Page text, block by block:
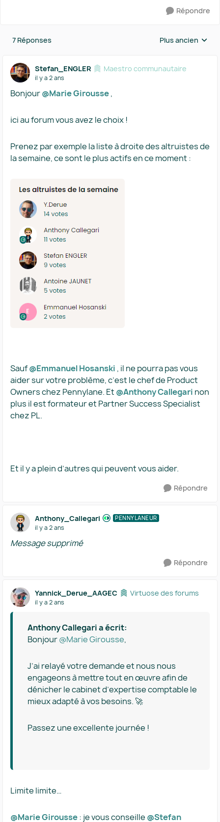
Répondre
7 Réponses Réponses triées
Plus ancien
Stefan_ENGLER Maestro communautaire
il y a 2 ans
Bonjour@Marie Girousse,
ici au forum vous avez le choix !
Prenez par exemple la liste à droite des altruistes de
la semaine, ce sont le plus actifs en ce moment :
Sauf@Emmanuel Hosanski , il ne pourra pas vous
aider sur votre problème, c’est le chef de Product
Owners chez Pennylane. Et @Anthony Callegari non
plus il est formateur et Partner Success Specialist
chez PL.
Et il y a plein d’autres qui peuvent vous aider.
Répondre
Anthony_Callegari PENNYLANEUR
il y a 2 ans
Message supprimé
Répondre
Yannick_Derue_AAGEC Virtuose des forums
il y a 2 ans
Anthony Callegari a écrit:
Bonjour@Marie Girousse,
J’ai relayé votre demande et nous nous
engageons à mettre tout en œuvre afin de
dénicher le cabinet d’expertise comptable le
mieux adapté à vos besoins. 🚀
Passez une excellente journée !
Limite limite…
@Marie Girousse: je vous conseille @Stefan